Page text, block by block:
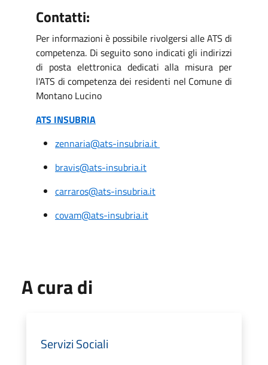
Contatti:
Per informazioni è possibile rivolgersi alle ATS di
competenza. Di seguito sono indicati gli indirizzi
di posta elettronica dedicati alla misura per
l'ATS di competenza dei residenti nel Comune di
Montano Lucino
ATS INSUBRIA
zennaria@ats-insubria.it
bravis@ats-insubria.it
carraros@ats-insubria.it
covam@ats-insubria.it
A cura di
Servizi Sociali